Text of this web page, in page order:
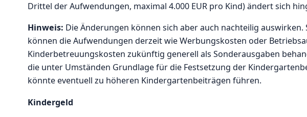
Drittel der Aufwendungen, maximal 4.000 EUR pro Kind) ändert sich
Hinweis: Die Änderungen können sich aber auch nachteilig
können die Aufwendungen derzeit wie Werbungskosten oder
Kinderbetreuungskosten zukünftig generell als Sonderausgaben
die unter Umständen Grundlage für die Festsetzung der
könnte eventuell zu höheren Kindergartenbeiträgen führen.
Kindergeld